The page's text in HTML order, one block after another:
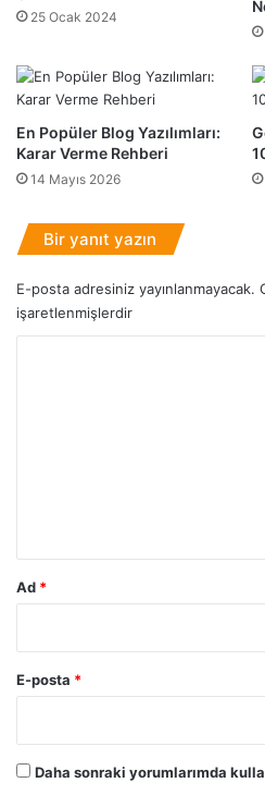
i
,
N
a
s
ı
l
p
l
ı
r
A
ı
m
A
d
ı
m
l
B
a
c
25 Ocak 2024
En Popüler Blog Yazılımları:
Karar Verme Rehberi
14 Mayıs 2026
Bir yanıt yazın
E-posta adresiniz yayınlanmayacak.
işaretlenmişlerdir
Ad *
E-posta *
Daha sonraki yorumlarımda